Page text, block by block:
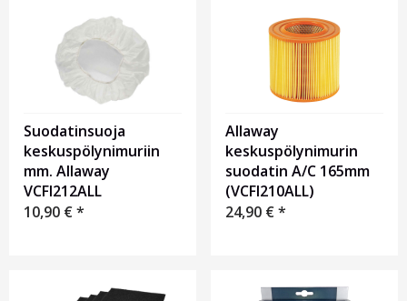
Suodatinsuoja
keskuspölynimuriin
mm. Allaway
VCFI212ALL
10,90 €*
Allaway
keskuspölynimurin
suodatin A/C 165mm
(VCFI210ALL)
24,90 €*